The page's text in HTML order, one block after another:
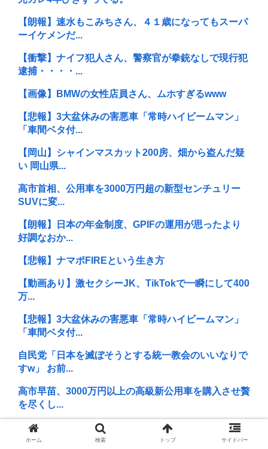
【朗報】速水もこみちさん、４１歳になってもスーパ
ーイケメンだ...
【衝撃】ナイフ犯人さん、警察官が拳銃なしで現行犯
逮捕・・・・...
【画像】BMWの女性店員さん、ムホすぎるwww
【悲報】3大盆休みの害悪車「常時ハイビームマン」
「車間ベタ付...
【岡山】シャインマスカット200房、畑から盗んだ疑
い 岡山県...
高市首相、公用車を3000万円超の新型センチュリー
SUVに変...
【朗報】日本の年金制度、GPIFの運用が思ったより
好調なおか...
【悲報】ナマポFIREという生き方
【動画あり】激セクシーJK、TikTokで一瞬にして400
万...
【悲報】3大盆休みの害悪車「常時ハイビームマン」
「車間ベタ付...
自民党「日本を滅ぼそうとする統一教会のいいなりで
すw」 お前...
高市早苗、3000万円以上の高級新公用車を購入させ贅
を尽くし...
韓国人さん、ネトウヨの痛いところを突いてしまう。
「日本人は韓...
ホーム 検索 トップ サイドバー